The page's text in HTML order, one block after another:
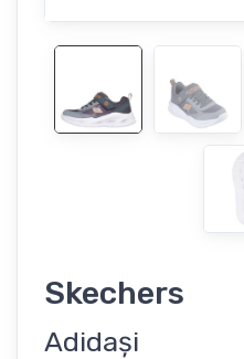
Skechers
Adidași